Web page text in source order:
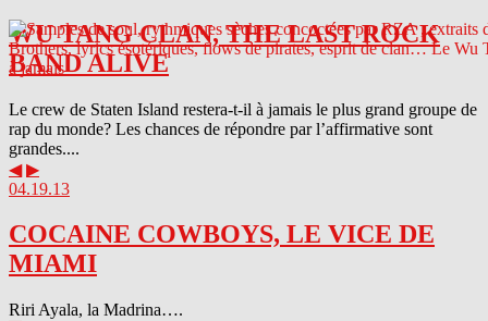
WU TANG CLAN, THE LAST ROCK
BAND ALIVE
Le crew de Staten Island restera-t-il à jamais le plus grand groupe de
rap du monde? Les chances de répondre par l’affirmative sont
grandes....
◀ ▶
04.19.13
COCAINE COWBOYS, LE VICE DE
MIAMI
Riri Ayala, la Madrina….